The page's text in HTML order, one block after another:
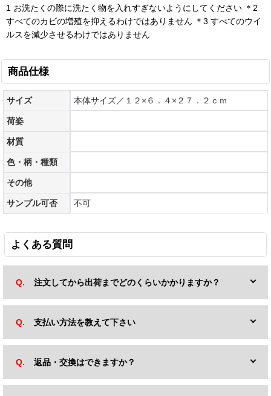
1 お洗たくの際に洗たく物を入れすぎないようにしてください ＊2
すべてのカビの増殖を抑えるわけではありません ＊3 すべてのウイ
ルスを減少させるわけではありません
商品仕様
サイズ 本体サイズ／１２×６．４×２７．２ｃｍ
荷姿
材質
色・柄・種類
その他
サンプル可否 不可
よくある質問
注文してから出荷までどのくらいかかりますか？
支払い方法を教えて下さい
返品・交換はできますか？